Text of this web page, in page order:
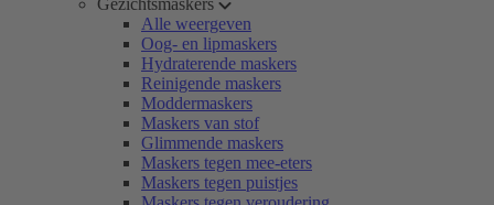
Gezichtsmaskers
Alle weergeven
Oog- en lipmaskers
Hydraterende maskers
Reinigende maskers
Moddermaskers
Maskers van stof
Glimmende maskers
Maskers tegen mee-eters
Maskers tegen puistjes